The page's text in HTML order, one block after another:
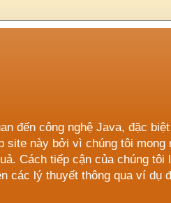
đến công nghệ Java, đặc
site này bởi vì chúng tôi mong
Cách tiếp cận của chúng tôi
các lý thuyết thông qua ví dụ